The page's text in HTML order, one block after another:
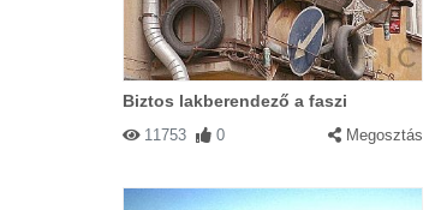
Biztos lakberendező a faszi
11753 0 Megosztás